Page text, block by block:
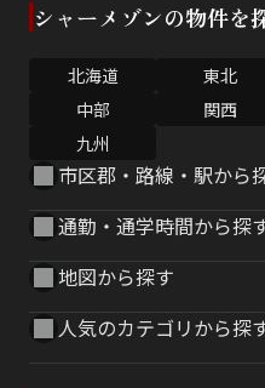
シャーメゾンの物件を
北海道 東北
中部
関西
九州
市区郡・路線・駅から
通勤・通学時間から探
地図から探す
人気のカテゴリから探